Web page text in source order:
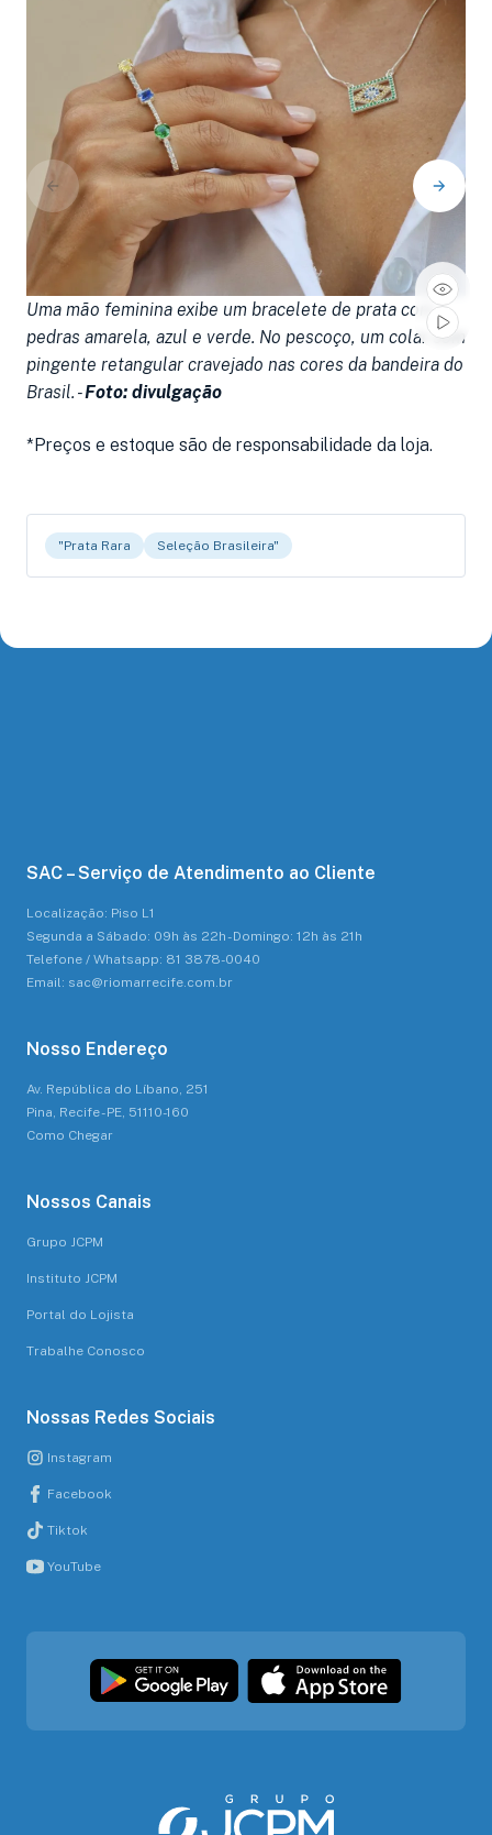
Uma mão feminina exibe um bracelete de prata com
pedras amarela, azul e verde. No pescoço, um colar com
pingente retangular cravejado nas cores da bandeira do
Brasil. -Foto: divulgação
*Preços e estoque são de responsabilidade da loja.
"Prata Rara Seleção Brasileira"
SAC – Serviço de Atendimento ao Cliente
Localização: Piso L1
Segunda a Sábado: 09h às 22h - Domingo: 12h às 21h
Telefone / Whatsapp: 81 3878-0040
Email: sac@riomarrecife.com.br
Nosso Endereço
Av. República do Líbano, 251
Pina, Recife - PE, 51110-160
Como Chegar
Nossos Canais
Grupo JCPM
Instituto JCPM
Portal do Lojista
Trabalhe Conosco
Nossas Redes Sociais
Instagram
Facebook
Tiktok
YouTube